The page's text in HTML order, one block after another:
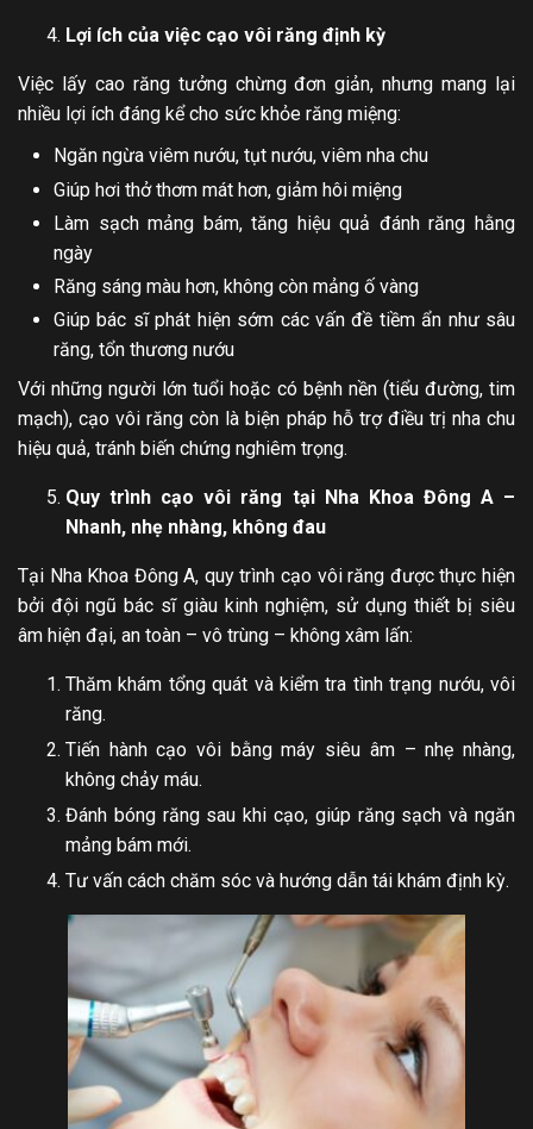
Lợi ích của việc cạo vôi răng định kỳ
Việc lấy cao răng tưởng chừng đơn giản, nhưng mang lại
nhiều lợi ích đáng kể cho sức khỏe răng miệng:
Ngăn ngừa viêm nướu, tụt nướu, viêm nha chu
Giúp hơi thở thơm mát hơn, giảm hôi miệng
Làm sạch mảng bám, tăng hiệu quả đánh răng hằng
ngày
Răng sáng màu hơn, không còn mảng ố vàng
Giúp bác sĩ phát hiện sớm các vấn đề tiềm ẩn như sâu
răng, tổn thương nướu
Với những người lớn tuổi hoặc có bệnh nền (tiểu đường, tim
mạch), cạo vôi răng còn là biện pháp hỗ trợ điều trị nha chu
hiệu quả, tránh biến chứng nghiêm trọng.
Quy trình cạo vôi răng tại Nha Khoa Đông A –
Nhanh, nhẹ nhàng, không đau
Tại Nha Khoa Đông A, quy trình cạo vôi răng được thực hiện
bởi đội ngũ bác sĩ giàu kinh nghiệm, sử dụng thiết bị siêu
âm hiện đại, an toàn – vô trùng – không xâm lấn:
Thăm khám tổng quát và kiểm tra tình trạng nướu, vôi
răng.
Tiến hành cạo vôi bằng máy siêu âm – nhẹ nhàng,
không chảy máu.
Đánh bóng răng sau khi cạo, giúp răng sạch và ngăn
mảng bám mới.
Tư vấn cách chăm sóc và hướng dẫn tái khám định kỳ.